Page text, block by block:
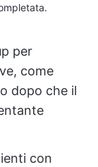
per
come
dopo che il
con